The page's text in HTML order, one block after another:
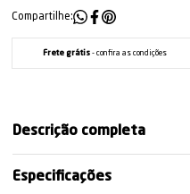
Compartilhe:
Frete grátis- confira as condições
Descrição completa
Especificações